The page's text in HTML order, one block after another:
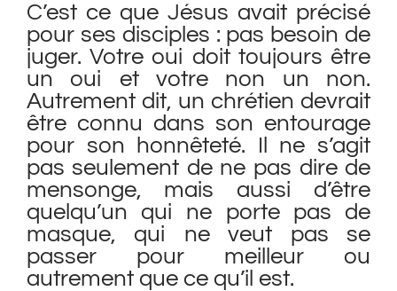
C’est ce que Jésus avait précisé
pour ses disciples : pas besoin de
juger. Votre oui doit toujours être
un oui et votre non un non.
Autrement dit, un chrétien devrait
être connu dans son entourage
pour son honnêteté. Il ne s’agit
pas seulement de ne pas dire de
mensonge, mais aussi d’être
quelqu’un qui ne porte pas de
masque, qui ne veut pas se
passer pour meilleur ou
autrement que ce qu’il est.